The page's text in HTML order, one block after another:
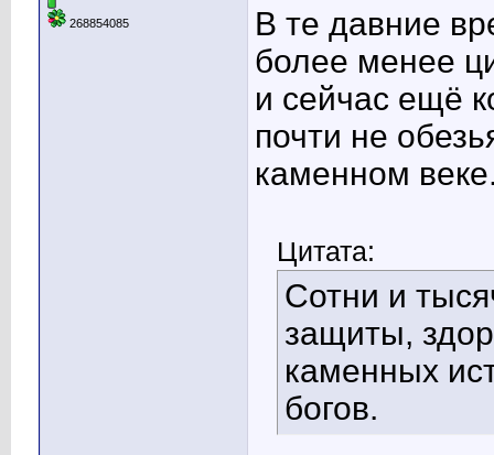
268854085
В те давние
более менее
и сейчас ещё
почти не
каменном
Цитата:
Сотни и
защиты,
каменных
богов.